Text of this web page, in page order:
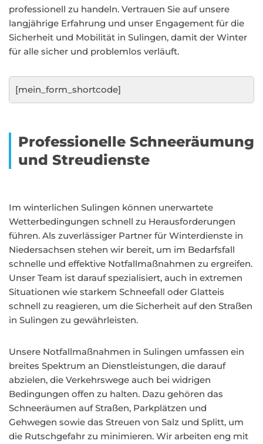
professionell zu handeln. Vertrauen Sie auf unsere
langjährige Erfahrung und unser Engagement für die
Sicherheit und Mobilität in Sulingen, damit der Winter
für alle sicher und problemlos verläuft.
[mein_form_shortcode]
Professionelle Schneeräumung
und Streudienste
Im winterlichen Sulingen können unerwartete
Wetterbedingungen schnell zu Herausforderungen
führen. Als zuverlässiger Partner für Winterdienste in
Niedersachsen stehen wir bereit, um im Bedarfsfall
schnelle und effektive Notfallmaßnahmen zu ergreifen.
Unser Team ist darauf spezialisiert, auch in extremen
Situationen wie starkem Schneefall oder Glatteis
schnell zu reagieren, um die Sicherheit auf den Straßen
in Sulingen zu gewährleisten.
Unsere Notfallmaßnahmen in Sulingen umfassen ein
breites Spektrum an Dienstleistungen, die darauf
abzielen, die Verkehrswege auch bei widrigen
Bedingungen offen zu halten. Dazu gehören das
Schneeräumen auf Straßen, Parkplätzen und
Gehwegen sowie das Streuen von Salz und Splitt, um
die Rutschgefahr zu minimieren. Wir arbeiten eng mit